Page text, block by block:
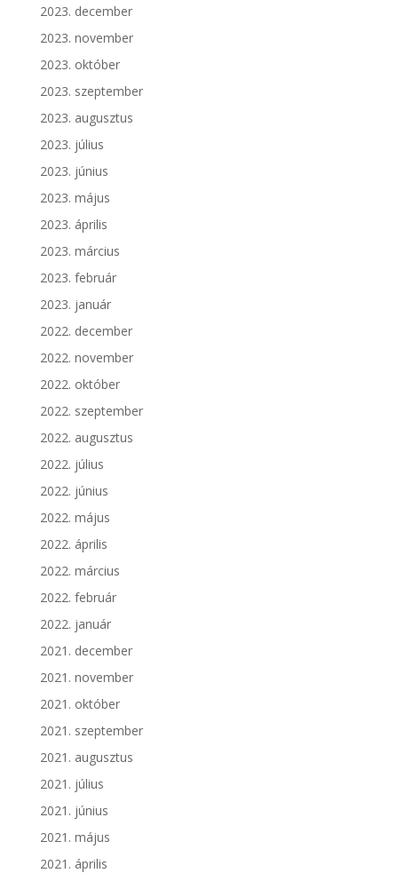
2023. december
2023. november
2023. október
2023. szeptember
2023. augusztus
2023. július
2023. június
2023. május
2023. április
2023. március
2023. február
2023. január
2022. december
2022. november
2022. október
2022. szeptember
2022. augusztus
2022. július
2022. június
2022. május
2022. április
2022. március
2022. február
2022. január
2021. december
2021. november
2021. október
2021. szeptember
2021. augusztus
2021. július
2021. június
2021. május
2021. április